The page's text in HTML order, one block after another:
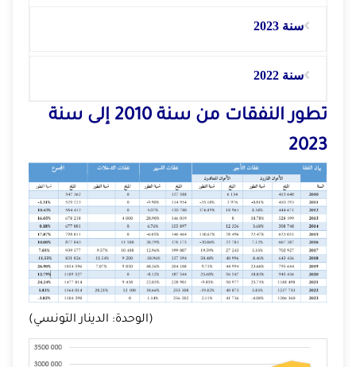
سنة 2023
سنة 2022
تطور النفقات من سنة 2010 إلى سنة
2023
(الوحدة: الدينار التونسي)